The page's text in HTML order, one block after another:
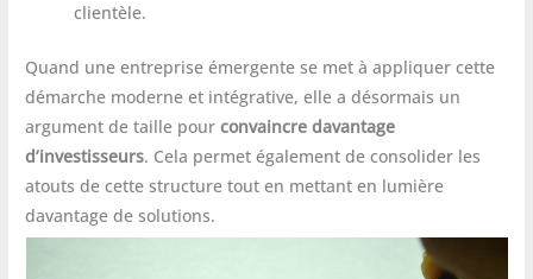
clientèle.
Quand une entreprise émergente se met à appliquer cette
démarche moderne et intégrative, elle a désormais un
argument de taille pourconvaincre davantage
d’investisseurs. Cela permet également de consolider les
atouts de cette structure tout en mettant en lumière
davantage de solutions.